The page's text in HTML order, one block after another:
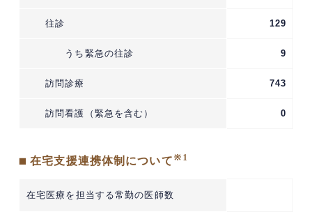
往診 129
うち緊急の往診 9
訪問診療 743
訪問看護（緊急を含む） 0
■ 在宅支援連携体制について※1
在宅医療を担当する常勤の医師数